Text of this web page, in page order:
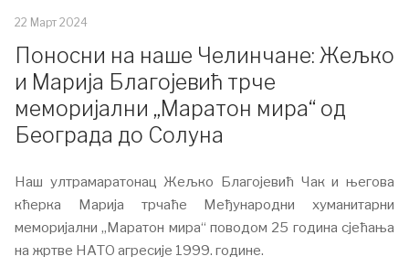
22 Март 2024
Поносни на наше Челинчане: Жељко
и Марија Благојевић трче
меморијални „Маратон мира“ од
Београда до Солуна
Наш ултрамаратонац Жељко Благојевић Чак и његова
кћерка Марија трчаће Међународни хуманитарни
меморијални „Маратон мира“ поводом 25 година сјећања
на жртве НАТО агресије 1999. године.